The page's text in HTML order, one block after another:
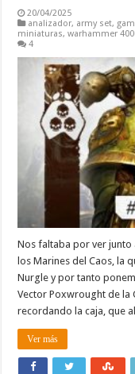
20/04/2025
analizador, army set,
miniaturas,warhammer
4
Nos faltaba por ver junto
los Marines del Caos, la
Nurgle y por tanto
Vector Poxwrought de la
recordando la caja, que
Ver más